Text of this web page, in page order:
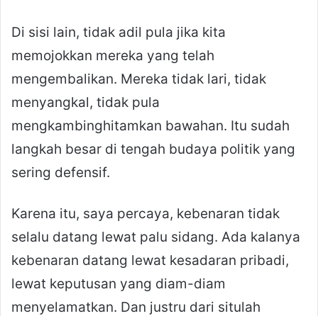
Di sisi lain, tidak adil pula jika kita
memojokkan mereka yang telah
mengembalikan. Mereka tidak lari, tidak
menyangkal, tidak pula
mengkambinghitamkan bawahan. Itu sudah
langkah besar di tengah budaya politik yang
sering defensif.
Karena itu, saya percaya, kebenaran tidak
selalu datang lewat palu sidang. Ada kalanya
kebenaran datang lewat kesadaran pribadi,
lewat keputusan yang diam-diam
menyelamatkan. Dan justru dari situlah